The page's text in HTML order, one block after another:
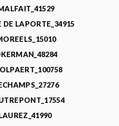
LAPORTE_34915